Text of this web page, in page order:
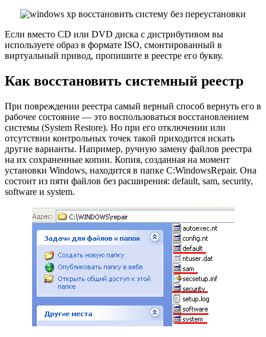
Если вместо CD или DVD диска с дистрибутивом вы
используете образ в формате ISO, смонтированный в
виртуальный привод, пропишите в реестре его букву.
Как восстановить системный реестр
При повреждении реестра самый верный способ вернуть его в
рабочее состояние — это воспользоваться восстановлением
системы (System Restore). Но при его отключении или
отсутствии контрольных точек такой приходится искать
другие варианты. Например, ручную замену файлов реестра
на их сохраненные копии. Копия, созданная на момент
установки Windows, находится в папке C:WindowsRepair. Она
состоит из пяти файлов без расширения: default, sam, security,
software и system.